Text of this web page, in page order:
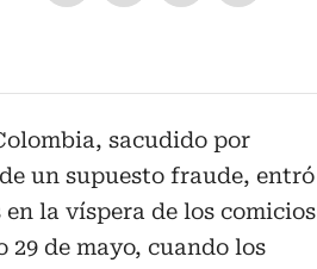
sacudido por
un supuesto fraude, entró
la víspera de los comicios
de mayo, cuando los